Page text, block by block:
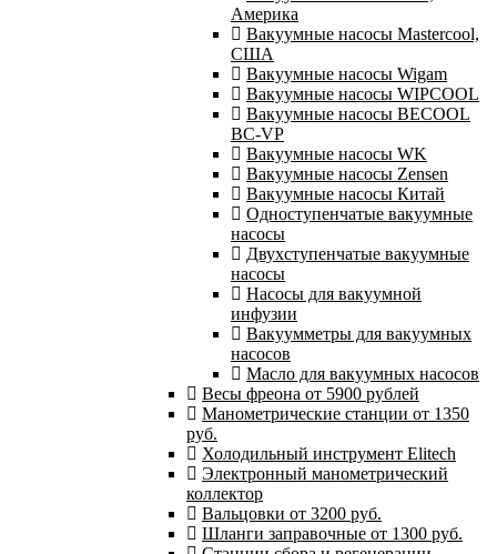
Америка
Вакуумные насосы Mastercool,
США
Вакуумные насосы Wigam
Вакуумные насосы WIPCOOL
Вакуумные насосы BECOOL
BC-VP
Вакуумные насосы WK
Вакуумные насосы Zensen
Вакуумные насосы Китай
Одноступенчатые вакуумные
насосы
Двухступенчатые вакуумные
насосы
Насосы для вакуумной
инфузии
Вакуумметры для вакуумных
насосов
Масло для вакуумных насосов
Весы фреона от 5900 рублей
Манометрические станции от 1350
руб.
Холодильный инструмент Elitech
Электронный манометрический
коллектор
Вальцовки от 3200 руб.
Шланги заправочные от 1300 руб.